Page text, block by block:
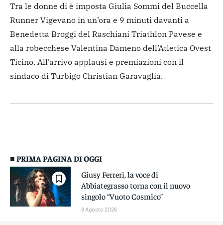
Tra le donne di è imposta Giulia Sommi del Buccella
Runner Vigevano in un’ora e 9 minuti davanti a
Benedetta Broggi del Raschiani Triathlon Pavese e
alla robecchese Valentina Dameno dell’Atletica Ovest
Ticino. All’arrivo applausi e premiazioni con il
sindaco di Turbigo Christian Garavaglia.
■ PRIMA PAGINA DI OGGI
Giusy Ferreri, la voce di
Abbiategrasso torna con il nuovo
singolo “Vuoto Cosmico”
8 Agosto 2026